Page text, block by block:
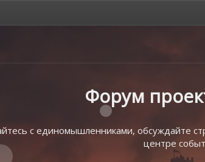
Форум
с единомышленниками, обсуждайте
центре